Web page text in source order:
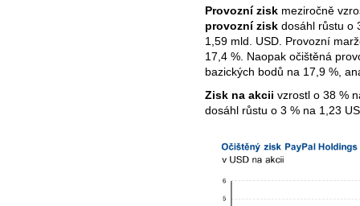
Provozní zisk meziročně
provozní zisk dosáhl růstu o
1,59 mld. USD. Provozní
17,4 %. Naopak očištěná
bazických bodů na 17,9 %,
Zisk na akcii vzrostl o 38 %
dosáhl růstu o 3 % na 1,23